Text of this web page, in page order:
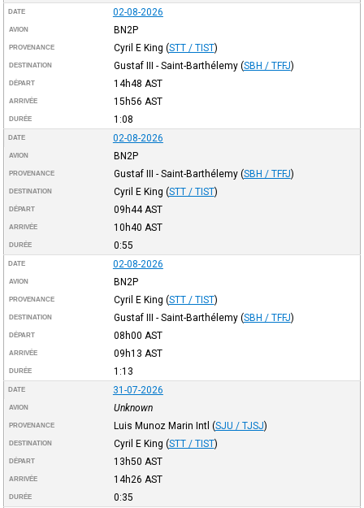
DATE 02-08-2026
AVION BN2P
PROVENANCE Cyril E King (STT / TIST)
DESTINATION Gustaf III - Saint-Barthélemy (SBH / TFFJ)
DÉPART 14h48 AST
ARRIVÉE 15h56 AST
DURÉE 1:08
DATE 02-08-2026
AVION BN2P
PROVENANCE Gustaf III - Saint-Barthélemy (SBH / TFFJ)
DESTINATION Cyril E King (STT / TIST)
DÉPART 09h44 AST
ARRIVÉE 10h40 AST
DURÉE 0:55
DATE 02-08-2026
AVION BN2P
PROVENANCE Cyril E King (STT / TIST)
DESTINATION Gustaf III - Saint-Barthélemy (SBH / TFFJ)
DÉPART 08h00 AST
ARRIVÉE 09h13 AST
DURÉE 1:13
DATE 31-07-2026
AVION Unknown
PROVENANCE Luis Munoz Marin Intl (SJU / TJSJ)
DESTINATION Cyril E King (STT / TIST)
DÉPART 13h50 AST
ARRIVÉE 14h26 AST
DURÉE 0:35